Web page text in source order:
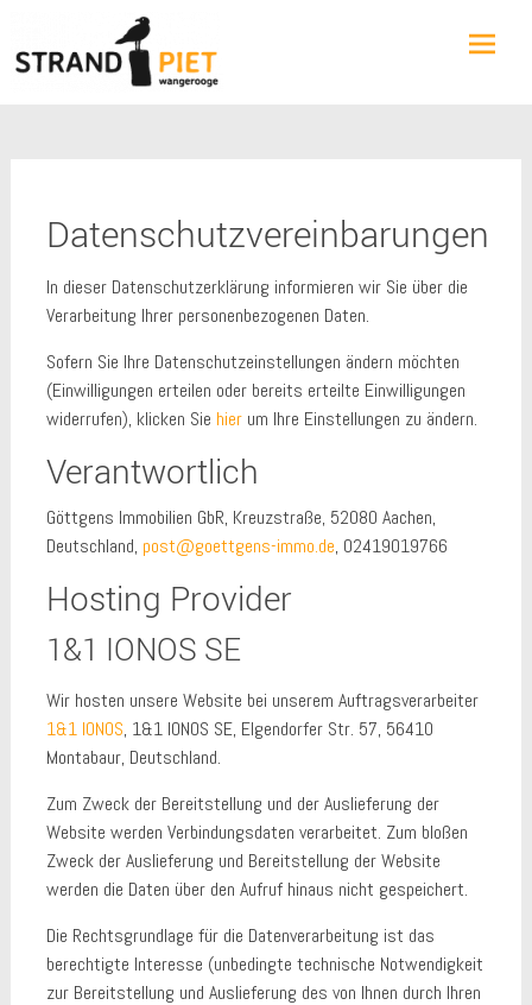
content
Datenschutzvereinbarungen
In dieser Datenschutzerklärung informieren wir Sie über die
Verarbeitung Ihrer personenbezogenen Daten.
Sofern Sie Ihre Datenschutzeinstellungen ändern möchten
(Einwilligungen erteilen oder bereits erteilte Einwilligungen
widerrufen), klicken Sie hierum Ihre Einstellungen zu ändern.
Verantwortlich
Göttgens Immobilien GbR, Kreuzstraße, 52080 Aachen,
Deutschland, post@goettgens-immo.de, 02419019766
Hosting Provider
1&1 IONOS SE
Wir hosten unsere Website bei unserem Auftragsverarbeiter
1&1 IONOS, 1&1 IONOS SE, Elgendorfer Str. 57, 56410
Montabaur, Deutschland.
Zum Zweck der Bereitstellung und der Auslieferung der
Website werden Verbindungsdaten verarbeitet. Zum bloßen
Zweck der Auslieferung und Bereitstellung der Website
werden die Daten über den Aufruf hinaus nicht gespeichert.
Die Rechtsgrundlage für die Datenverarbeitung ist das
berechtigte Interesse (unbedingte technische Notwendigkeit
zur Bereitstellung und Auslieferung des von Ihnen durch Ihren